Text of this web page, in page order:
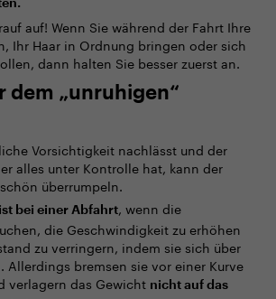
auf! Wenn Sie während der Fahrt Ihre
Ihr Haar in Ordnung bringen oder sich
dann halten Sie besser zuerst an.
dem „unruhigen“
Vorsichtigkeit nachlässt und der
alles unter Kontrolle hat, kann der
überrumpeln.
bei einer Abfahrt, wenn die
die Geschwindigkeit zu erhöhen
zu verringern, indem sie sich über
Allerdings bremsen sie vor einer Kurve
verlagern das Gewicht nicht auf das